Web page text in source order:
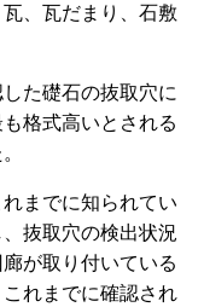
、瓦だまり、石敷
た礎石の抜取穴に
格式高いとされる
までに知られてい
抜取穴の検出状況
が取り付いている
れまでに確認され